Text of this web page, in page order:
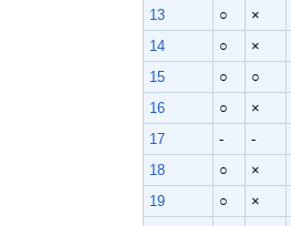
13
○ ×
14
○ ×
15
○ ○
16
○ ×
17
- -
18
○ ×
19
○ ×